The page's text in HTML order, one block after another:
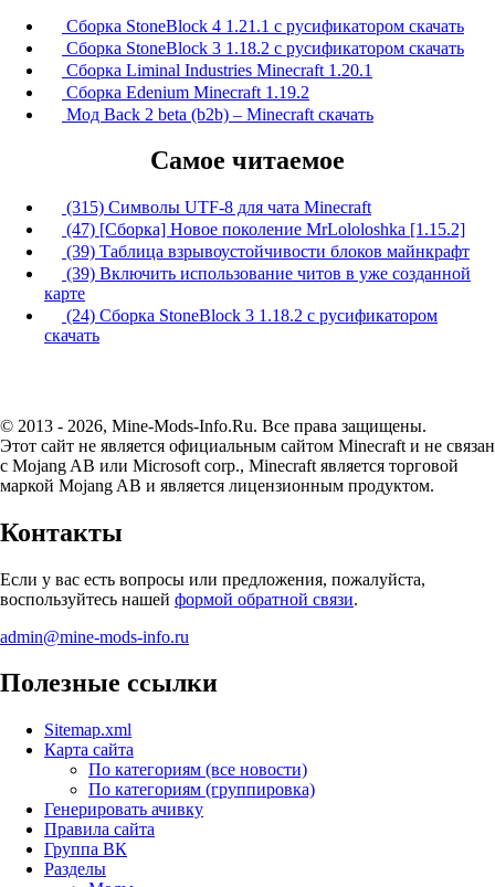
Сборка StoneBlock 4 1.21.1 с русификатором скачать
Сборка StoneBlock 3 1.18.2 с русификатором скачать
Сборка Liminal Industries Minecraft 1.20.1
Сборка Edenium Minecraft 1.19.2
Мод Back 2 beta (b2b) – Minecraft скачать
Самое читаемое
(315) Символы UTF-8 для чата Minecraft
(47) [Сборка] Новое поколение MrLololoshka [1.15.2]
(39) Таблица взрывоустойчивости блоков майнкрафт
(39) Включить использование читов в уже созданной
карте
(24) Сборка StoneBlock 3 1.18.2 с русификатором
скачать
© 2013 - 2026, Mine-Mods-Info.Ru. Все права защищены.
Этот сайт не является официальным сайтом Minecraft и не связан
с Mojang AB или Microsoft corp., Minecraft является торговой
маркой Mojang AB и является лицензионным продуктом.
Контакты
Если у вас есть вопросы или предложения, пожалуйста,
воспользуйтесь нашей формой обратной связи.
admin@mine-mods-info.ru
Полезные ссылки
Sitemap.xml
Карта сайта
По категориям (все новости)
По категориям (группировка)
Генерировать ачивку
Правила сайта
Группа ВК
Разделы